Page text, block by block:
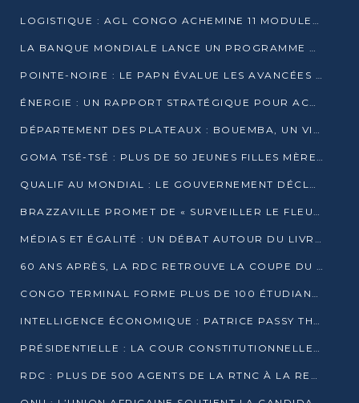
LOGISTIQUE : AGL CONGO ACHEMINE 11 MODULES GÉANTS JUSQU’À BRAZZAVILLE
LA BANQUE MONDIALE LANCE UN PROGRAMME DE 394 MILLIONS DE DOLLARS POUR LE BASSIN DU CONGO
POINTE-NOIRE : LE PAPN ÉVALUE LES AVANCÉES DU MÔLE EST
ÉNERGIE : UN RAPPORT STRATÉGIQUE POUR ACCÉLÉRER LA TRANSITION AU CONGO
DÉPARTEMENT DES PLATEAUX : BOUEMBA, UN VIVIER ÉCONOMIQUE PRÊT À EXPLOSER
GOMA TSÉ-TSÉ : PLUS DE 50 JEUNES FILLES MÈRES SENSIBILISÉES À LA SANTÉ SEXUELLE
QUALIF AU MONDIAL : LE GOUVERNEMENT DÉCLARE LA JOURNÉE DU 1ER AVRIL 2026 CHÔMÉE ET PAYÉE
BRAZZAVILLE PROMET DE « SURVEILLER LE FLEUVE » APRÈS LA QUALIFICATION DE LA RDC AU MONDIAL
MÉDIAS ET ÉGALITÉ : UN DÉBAT AUTOUR DU LIVRE « CES FEMMES QUI REPRENNENT LE POUVOIR SUR LEUR VIE »
60 ANS APRÈS, LA RDC RETROUVE LA COUPE DU MONDE
CONGO TERMINAL FORME PLUS DE 100 ÉTUDIANTS AUX TECHNIQUES D’EMBAUCHE
INTELLIGENCE ÉCONOMIQUE : PATRICE PASSY THÉORISE UNE STRATÉGIE ADAPTÉE AUX CONTEXTES FRAGMENTÉS
PRÉSIDENTIELLE : LA COUR CONSTITUTIONNELLE CONFIRME LA VICTOIRE DE SASSOU NGUESSO AVEC 94,90 % DES SUFFRAGES
RDC : PLUS DE 500 AGENTS DE LA RTNC À LA RETRAITE, UNE PAGE SE TOURNE